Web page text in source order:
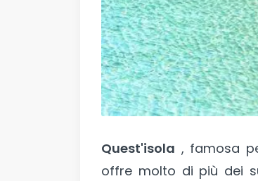
Quest'isola , famosa
offre molto di più dei